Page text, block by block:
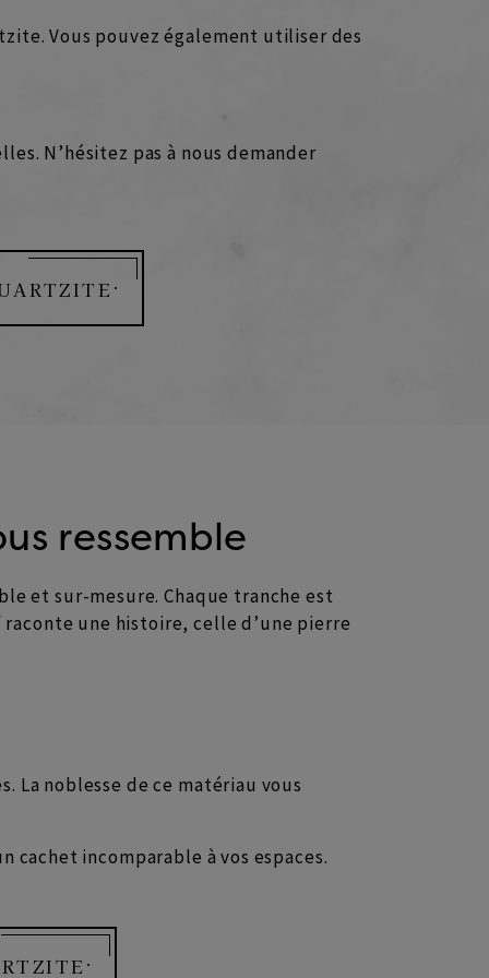
Vous pouvez également utiliser des
N’hésitez pas à nous demander
ressemble
et sur-mesure. Chaque tranche est
une histoire, celle d’une pierre
La noblesse de ce matériau vous
incomparable à vos espaces.